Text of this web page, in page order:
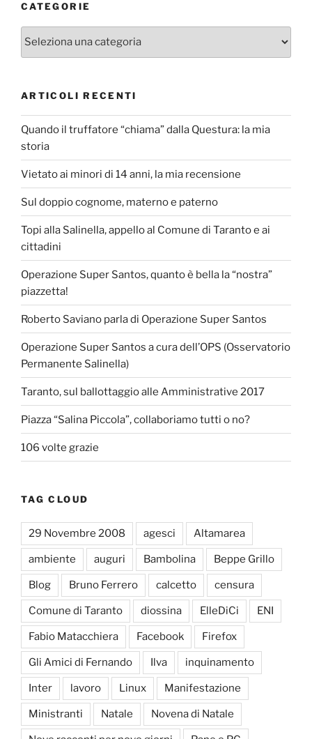
CATEGORIE
Categorie
ARTICOLI RECENTI
Quando il truffatore “chiama” dalla Questura: la mia
storia
Vietato ai minori di 14 anni, la mia recensione
Sul doppio cognome, materno e paterno
Topi alla Salinella, appello al Comune di Taranto e ai
cittadini
Operazione Super Santos, quanto è bella la “nostra”
piazzetta!
Roberto Saviano parla di Operazione Super Santos
Operazione Super Santos a cura dell’OPS (Osservatorio
Permanente Salinella)
Taranto, sul ballottaggio alle Amministrative 2017
Piazza “Salina Piccola”, collaboriamo tutti o no?
106 volte grazie
TAG CLOUD
29 Novembre 2008 agesci Altamarea
ambiente auguri Bambolina Beppe Grillo
Blog Bruno Ferrero calcetto censura
Comune di Taranto diossina ElleDiCi ENI
Fabio Matacchiera Facebook Firefox
Gli Amici di Fernando Ilva inquinamento
Inter lavoro Linux Manifestazione
Ministranti Natale Novena di Natale